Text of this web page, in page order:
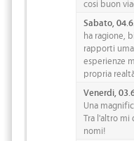
così buon
Sabato,
ha ragione,
rapporti
esperienze
propria
Venerdi,
Una
Tra l'altro
nomi!